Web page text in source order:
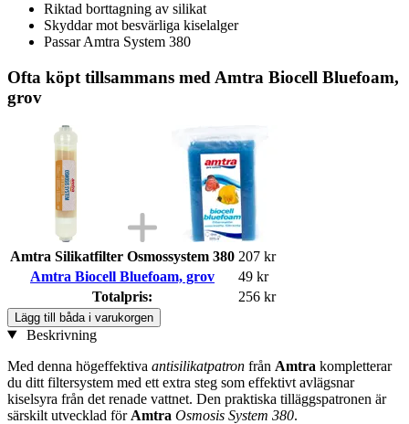
Riktad borttagning av silikat
Skyddar mot besvärliga kiselalger
Passar Amtra System 380
Ofta köpt tillsammans med Amtra Biocell Bluefoam,
grov
Amtra Silikatfilter Osmossystem 380 207 kr
Amtra Biocell Bluefoam, grov
49 kr
Totalpris:
256 kr
Lägg till båda i varukorgen
Beskrivning
Med denna högeffektiva antisilikatpatron från Amtra kompletterar
du ditt filtersystem med ett extra steg som effektivt avlägsnar
kiselsyra från det renade vattnet. Den praktiska tilläggspatronen är
särskilt utvecklad för Amtra Osmosis System 380.